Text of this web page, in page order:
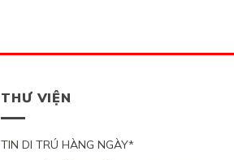
THƯ VIỆN
TIN DI TRÚ HÀNG NGÀY*